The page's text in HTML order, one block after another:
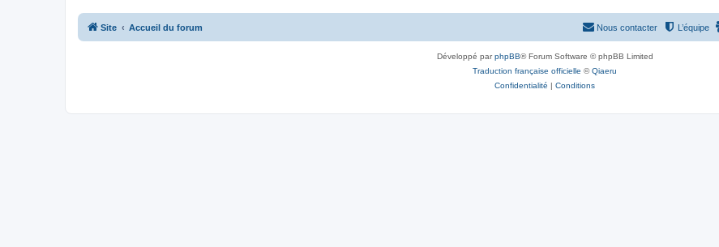
Site Accueil du forum L’équipe
Nous contacter
Développé parphpBB® Forum Software © phpBB Limited
Traduction française officielle ©Qiaeru
Confidentialité | Conditions